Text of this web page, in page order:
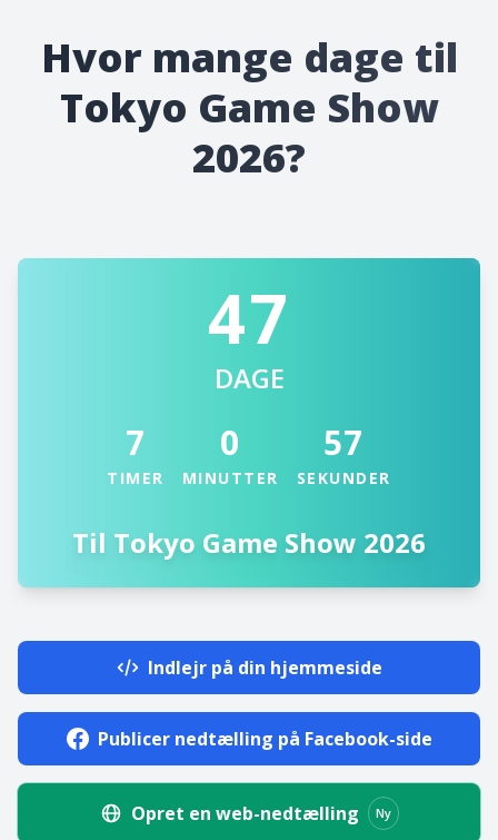
Hvor mange dage til
Tokyo Game Show
2026?
47
DAGE
7
TIMER
0
MINUTTER
57
SEKUNDER
Til Tokyo Game Show 2026
Indlejr på din hjemmeside
Publicer nedtælling på Facebook-side
Opret en web-nedtælling Ny